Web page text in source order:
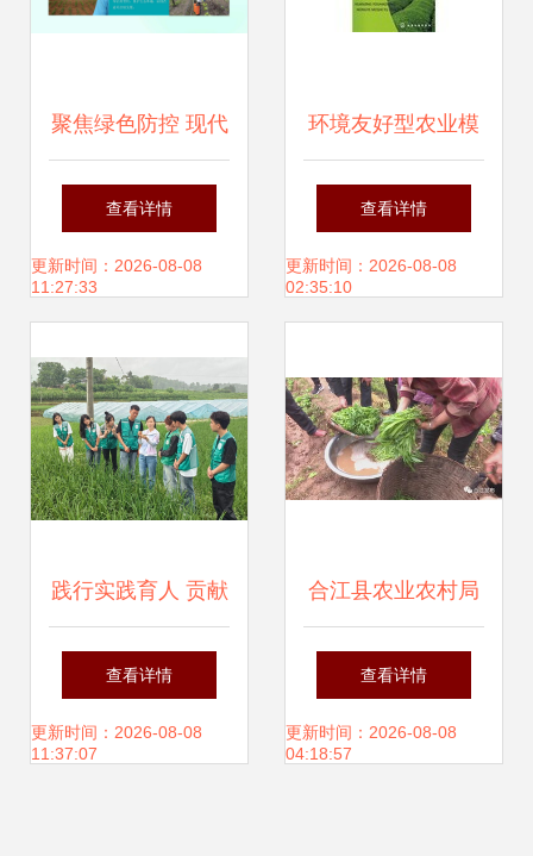
聚焦绿色防控 现代
农业病虫害防治技
术培训与实践
查看详情
更新时间：2026-08-08
11:27:33
环境友好型农业模
式与技术和园林植
物病虫害防治 区
用
查看详情
更新时间：2026-08-08
02:35:10
践行实践育人 贡献
青春力量——学院
暑期“三下乡”社会
查看详情
更新时间：2026-08-08
11:37:07
合江县农业农村局
开展专项活动，为
糯红高粱病虫害防
查看详情
更新时间：2026-08-08
04:18:57